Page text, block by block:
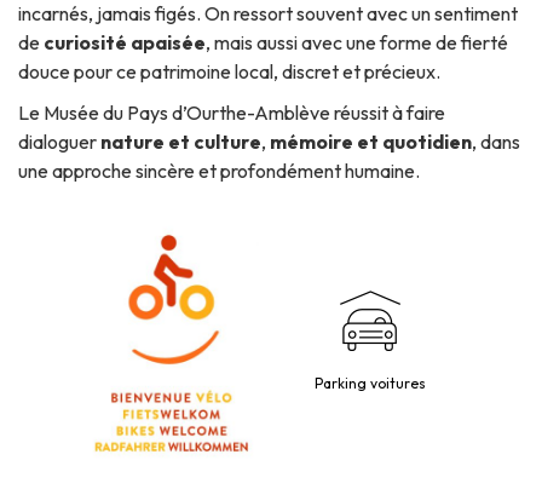
incarnés, jamais figés. On ressort souvent avec un sentiment
de curiosité apaisée, mais aussi avec une forme de fierté
douce pour ce patrimoine local, discret et précieux.
Le Musée du Pays d’Ourthe-Amblève réussit à faire
dialoguer nature et culture, mémoire et quotidien, dans
une approche sincère et profondément humaine.
Parking voitures